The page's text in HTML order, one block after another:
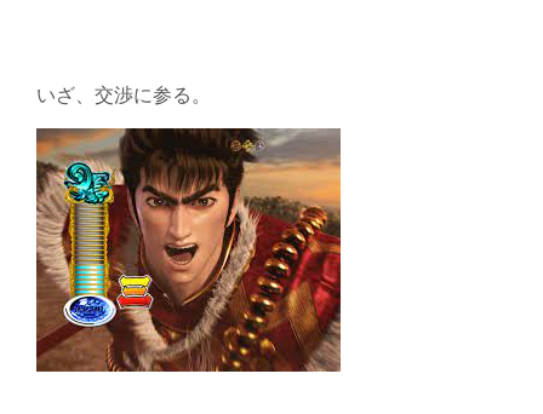
いざ、交渉に参る。